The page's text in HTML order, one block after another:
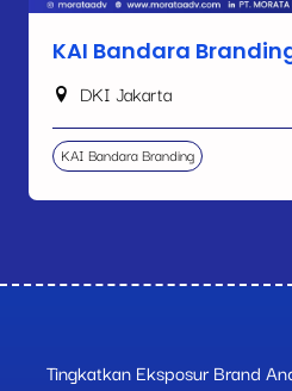
KAI Bandara
DKI Jakarta
KAI Bandara Branding
Tingkatkan Eksposur Brand